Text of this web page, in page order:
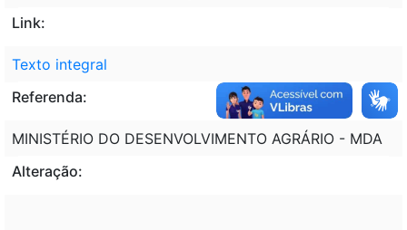
Link:
Texto integral
Referenda:
MINISTÉRIO DO DESENVOLVIMENTO AGRÁRIO - MDA
Alteração: